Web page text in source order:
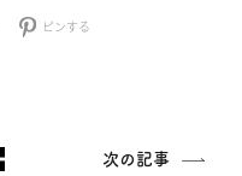
ピンする
次の記事